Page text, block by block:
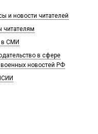
и новости читателей
читателям
в СМИ
в сфере
новостей РФ